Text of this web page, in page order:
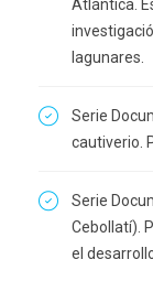
Atlántica.
lagunares.
Serie
cautiverio.
Serie
Cebollatí).
el